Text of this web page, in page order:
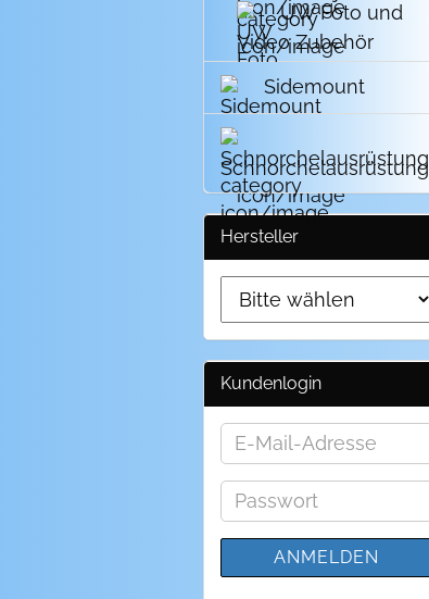
UW Foto und
Video Zubehör
Sidemount
Schnorchelausrüstung
Hersteller
Kundenlogin
E-
Adresse
Passwort
ANMELDEN